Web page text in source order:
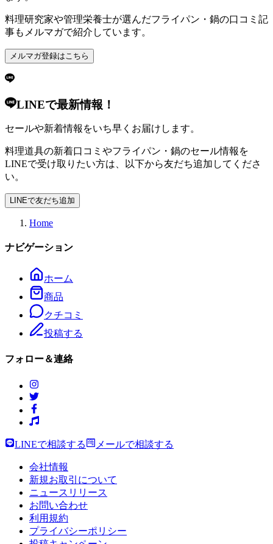
料理研究家や管理栄養士が選んだフライパン・鍋の口コミ記
事もメルマガで紹介しています。
メルマガ登録はこちら
LINEで最新情報！
セールや新着情報をいち早くお届けします。
料理道具の新着口コミやフライパン・鍋のセール情報を
LINEで受け取りたい方は、以下から友だち追加してくださ
い。
LINEで友だち追加
Home
ナビゲーション
ホーム
商品
クチコミ
投稿する
フォロー＆連絡
LINEで相談する メールで相談する
会社情報
新規お取引について
ニュースリリース
お問い合わせ
利用規約
プライバシーポリシー